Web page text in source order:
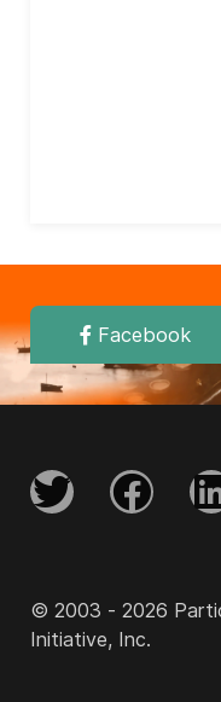
Facebook
© 2003 - 2026
Initiative, Inc.